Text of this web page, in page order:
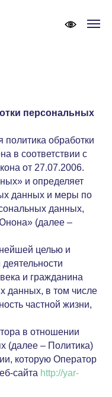
персональных
обработки
в соответствии с
от 27.07.2006.
и определяет
данных и меры по
данных,
(далее –
целью и
и гражданина
данных, в том числе
частной жизни,
в отношении
(далее – Политика)
которую Оператор
сайта http://yar-